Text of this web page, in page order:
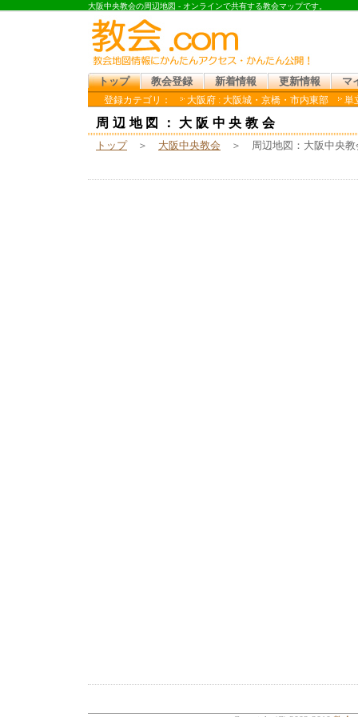
大阪中央教会の周辺地図 - オンラインで共有する教会マップです。
トップ 教会登録 新着情報 更新情報
マ
登録カテゴリ：
大阪府 : 大阪城・京橋・市内東部 単
周辺地図：大阪中央教会
トップ ＞ 大阪中央教会 ＞ 周辺地図：大阪中央教